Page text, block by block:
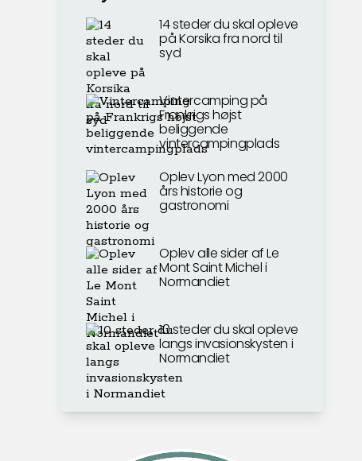
14 steder du skal opleve
på Korsika fra nord til
syd
Vintercamping på
Frankrigs højst
beliggende
vintercampingplads
Oplev Lyon med 2000
års historie og
gastronomi
Oplev alle sider af Le
Mont Saint Michel i
Normandiet
10 steder du skal opleve
langs invasionskysten i
Normandiet